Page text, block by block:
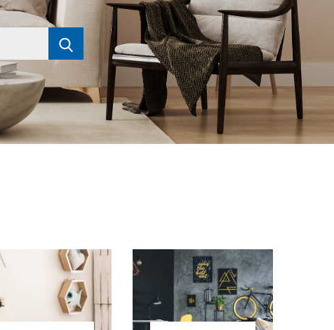
Pesquisar
no site